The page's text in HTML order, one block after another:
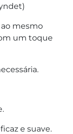
mesmo
um toque
e suave.